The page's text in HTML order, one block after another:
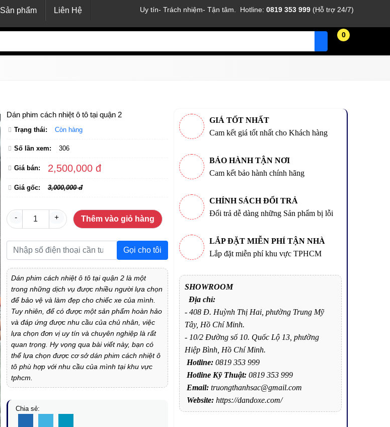
Sản phẩm Liên Hệ Uy tín- Trách nhiệm- Tận tâm. Hotline: 0819 353 999 (Hỗ trợ 24/7)
0
Dán phim cách nhiệt ô tô tại quận 2
Trạng thái: Còn hàng
Số lần xem: 306
Giá bán: 2,500,000 đ
Giá gốc: 3,000,000 đ
- + Thêm vào giỏ hàng
Gọi cho tôi
Dán phim cách nhiệt ô tô tại quận 2 là một
trong những dịch vụ được nhiều người lựa chọn
để bảo vệ và làm đẹp cho chiếc xe của mình.
Tuy nhiên, để có được một sản phẩm hoàn hảo
và đáp ứng được nhu cầu của chủ nhân, việc
lựa chọn đơn vị uy tín và chuyên nghiệp là rất
quan trọng. Hy vọng qua bài viết này, bạn có
thể lựa chọn được cơ sở dán phim cách nhiệt ô
tô phù hợp với nhu cầu của mình tại khu vực
tphcm.
Chia sẻ:
GIÁ TỐT NHẤT
Cam kết giá tốt nhất cho Khách hàng
BẢO HÀNH TẬN NƠI
Cam kết bảo hành chính hãng
CHÍNH SÁCH ĐỔI TRẢ
Đổi trả dễ dàng những Sản phẩm bị lỗi
LẮP ĐẶT MIỄN PHÍ TẬN NHÀ
Lắp đặt miễn phí khu vực TPHCM
SHOWROOM
Địa chỉ:
- 408 Đ. Huỳnh Thị Hai, phường Trung Mỹ
Tây, Hồ Chí Minh.
- 10/2 Đường số 10. Quốc Lộ 13, phường
Hiệp Bình, Hồ Chí Minh.
Hotline: 0819 353 999
Hotline Kỹ Thuật: 0819 353 999
Email: truongthanhsac@gmail.com
Website: https://dandoxe.com/